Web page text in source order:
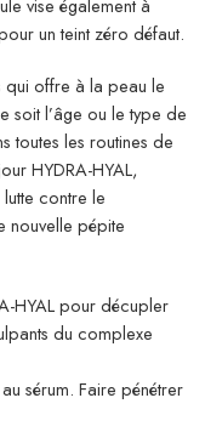
vise également à
un teint zéro défaut.
qui offre à la peau le
soit l’âge ou le type de
toutes les routines de
HYDRA-HYAL,
contre le
nouvelle pépite
HYAL pour décupler
du complexe
sérum. Faire pénétrer